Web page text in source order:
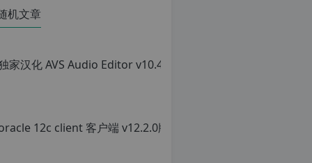
机文章